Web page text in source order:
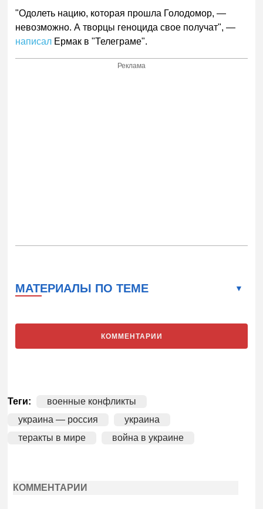
"Одолеть нацию, которая прошла Голодомор, —
невозможно. А творцы геноцида свое получат", —
написал Ермак в "Телеграме".
Реклама
МАТЕРИАЛЫ ПО ТЕМЕ
КОММЕНТАРИИ
Теги:
военные конфликты
украина — россия
украина
теракты в мире
война в украине
КОММЕНТАРИИ